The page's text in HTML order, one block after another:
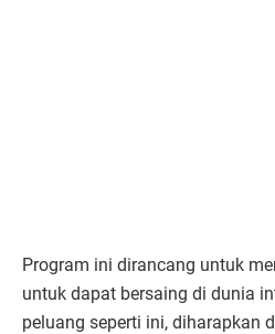
Program ini dirancang untuk
untuk dapat bersaing di dunia
peluang seperti ini, diharapkan